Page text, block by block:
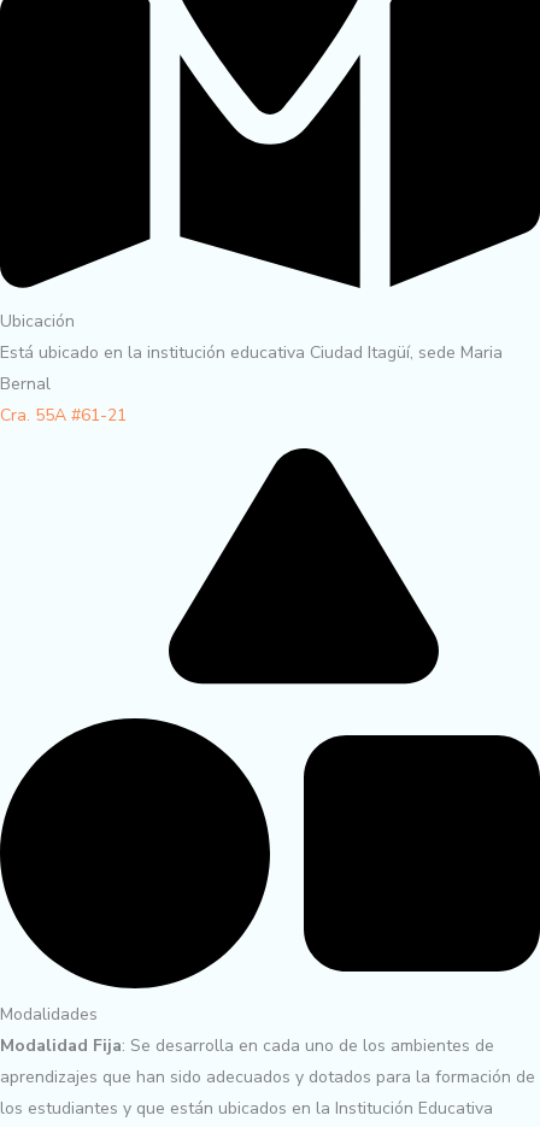
Ubicación
Está ubicado en la institución educativa Ciudad Itagüí, sede Maria
Bernal
Cra. 55A #61-21
Modalidades
Modalidad Fija: Se desarrolla en cada uno de los ambientes de
aprendizajes que han sido adecuados y dotados para la formación de
los estudiantes y que están ubicados en la Institución Educativa